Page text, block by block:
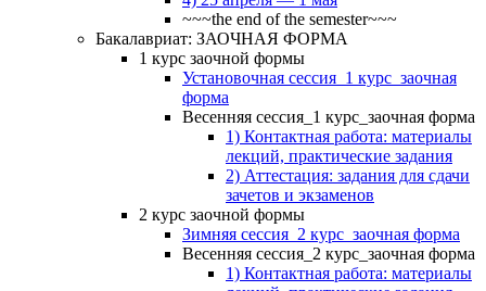
~~~the end of the semester~~~
Бакалавриат: ЗАОЧНАЯ ФОРМА
1 курс заочной формы
Установочная сессия_1 курс_заочная
форма
Весенняя сессия_1 курс_заочная форма
1) Контактная работа: материалы
лекций, практические задания
2) Аттестация: задания для сдачи
зачетов и экзаменов
2 курс заочной формы
Зимняя сессия_2 курс_заочная форма
Весенняя сессия_2 курс_заочная форма
1) Контактная работа: материалы